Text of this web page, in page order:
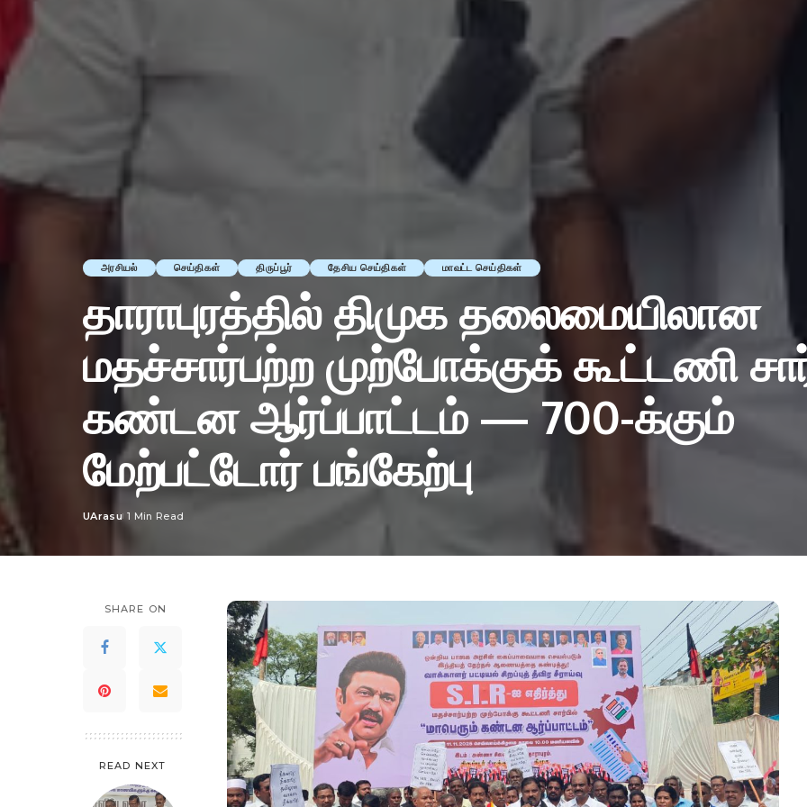
அரசியல் செய்திகள் திருப்பூர் தேசிய செய்திகள் மாவட்ட செய்திகள்
தாராபுரத்தில் திமுக தலைமையிலான
மதச்சார்பற்ற முற்போக்குக் கூட்டணி
கண்டன ஆர்ப்பாட்டம் — 700-க்கும்
மேற்பட்டோர் பங்கேற்பு
Posted
UArasu 1 Min Read
SHARE ON
READ NEXT